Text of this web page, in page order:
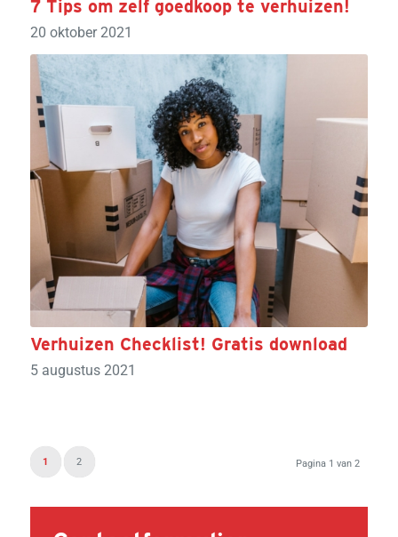
7 Tips om zelf goedkoop te verhuizen!
20 oktober 2021
Verhuizen Checklist! Gratis download
5 augustus 2021
Pagina 1 van 2
1 2